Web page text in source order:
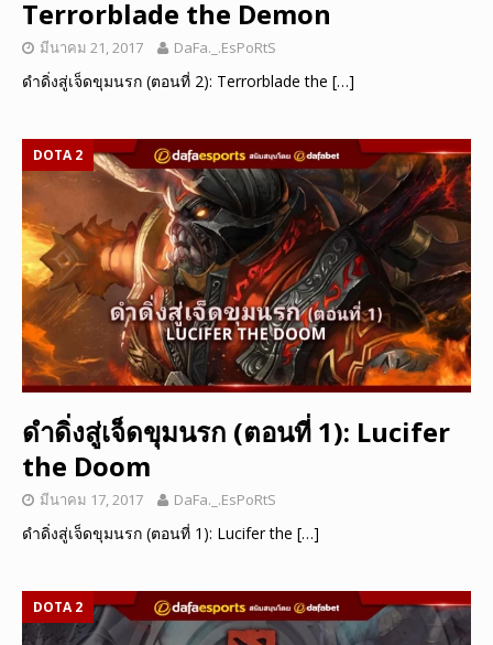
Terrorblade the Demon
มีนาคม 21, 2017 DaFa._.EsPoRtS
ดำดิ่งสู่เจ็ดขุมนรก (ตอนที่ 2): Terrorblade the […]
DOTA 2
ดำดิ่งสู่เจ็ดขุมนรก (ตอนที่ 1): Lucifer
the Doom
มีนาคม 17, 2017 DaFa._.EsPoRtS
ดำดิ่งสู่เจ็ดขุมนรก (ตอนที่ 1): Lucifer the […]
DOTA 2